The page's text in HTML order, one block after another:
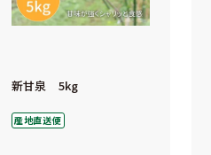
新甘泉 5kg
産地直送便